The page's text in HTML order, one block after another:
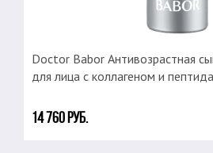
Doctor Babor Антивозрастная
для лица с коллагеном и
14 760 руб.